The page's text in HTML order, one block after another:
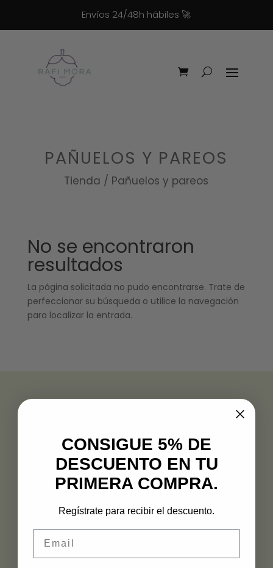
Envíos 24/48h hábiles 🚀
PAÑUELOS Y PAREOS
Tienda / Pañuelos y pareos
No se encontraron
resultados
La página solicitada no pudo encontrarse. Trate de
perfeccionar su búsqueda o utilice la navegación
para localizar la entrada.
PLAZA DE ESPAÑA, 10 21003 HUELVA
959231492 – 625702928
CONSIGUE 5% DE
DESCUENTO EN TU
PRIMERA COMPRA.
Regístrate para recibir el descuento.